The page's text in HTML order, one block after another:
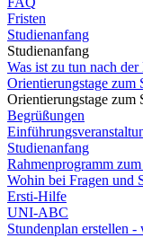
Fristen
Studienanfang
Studienanfang
Was ist zu tun nach
Orientierungstage zum
Orientierungstage zum
Begrüßungen
Studienanfang
Rahmenprogramm
Wohin bei Fragen und
Ersti-Hilfe
UNI-ABC
Stundenplan erstellen -